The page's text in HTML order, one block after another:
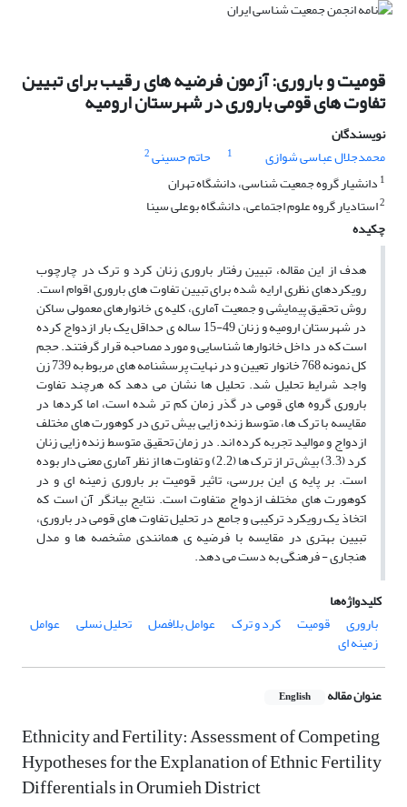
قومیت و باروری: آزمون فرضیه های رقیب برای تبیین
تفاوت های قومی باروری در شهرستان ارومیه
نویسندگان
محمدجلال عباسی شوازی
1 حاتم حسینی2
1 دانشیار گروه جمعیت شناسی، دانشگاه تهران
2استادیار گروه علوم اجتماعی، دانشگاه بوعلی سینا
چکیده
هدف از این مقاله، تبیین رفتار باروری زنان کرد و ترک در چارچوب
رویکردهای نظری ارایه شده برای تبیین تفاوت های باروری اقوام است.
روش تحقیق پیمایشی و جمعیت آماری، کلیه ی خانوارهای معمولی ساکن
در شهرستان ارومیه و زنان 49-15 ساله ی حداقل یک بار ازدواج کرده
است که در داخل خانوارها شناسایی و مورد مصاحبه قرار گرفتند. حجم
کل نمونه 768 خانوار تعیین و در نهایت پرسشنامه های مربوط به 739 زن
واجد شرایط تحلیل شد. تحلیل ها نشان می دهد که هرچند تفاوت
باروری گروه های قومی در گذر زمان کم تر شده است، اما کردها در
مقایسه با ترک ها، متوسط زنده زایی بیش تری در کوهورت های مختلف
ازدواج و موالید تجربه کرده اند. در زمان تحقیق متوسط زنده زایی زنان
کرد (3.3) بیش تر از ترک ها (2.2) و تفاوت ها از نظر آماری معنی دار بوده
است. بر پایه ی این بررسی، تاثیر قومیت بر باروری زمینه ای و در
کوهورت های مختلف ازدواج متفاوت است. نتایج بیانگر آن است که
اتخاذ یک رویکرد ترکیبی و جامع در تحلیل تفاوت های قومی در باروری،
تبیین بهتری در مقایسه با فرضیه ی همانندی مشخصه ها و مدل
هنجاری - فرهنگی به دست می دهد.
کلیدواژه‌ها
باروری
قومیت کرد و ترک عوامل بلافصل تحلیل نسلی عوامل
زمینه ای
عنوان مقاله English
Ethnicity and Fertility: Assessment of Competing
Hypotheses for the Explanation of Ethnic Fertility
Differentials in Orumieh District